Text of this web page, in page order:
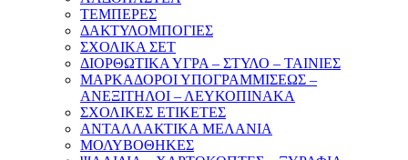
ΤΕΜΠΕΡΕΣ
ΔΑΚΤΥΛΟΜΠΟΓΙΕΣ
ΣΧΟΛΙΚΑ ΣΕΤ
ΔΙΟΡΘΩΤΙΚΑ ΥΓΡΑ – ΣΤΥΛΟ – ΤΑΙΝΙΕΣ
ΜΑΡΚΑΔΟΡΟΙ ΥΠΟΓΡΑΜΜΙΣΕΩΣ –
ΑΝΕΞΙΤΗΛΟΙ – ΛΕΥΚΟΠΙΝΑΚΑ
ΣΧΟΛΙΚΕΣ ΕΤΙΚΕΤΕΣ
ΑΝΤΑΛΛΑΚΤΙΚΑ ΜΕΛΑΝΙΑ
ΜΟΛΥΒΟΘΗΚΕΣ